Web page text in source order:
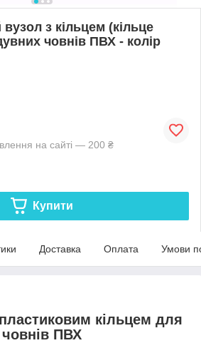
з кільцем (кільце
човнів ПВХ - колір
на сайті — 200 ₴
Купити
Доставка Оплата Умови
кільцем для
човнів ПВХ